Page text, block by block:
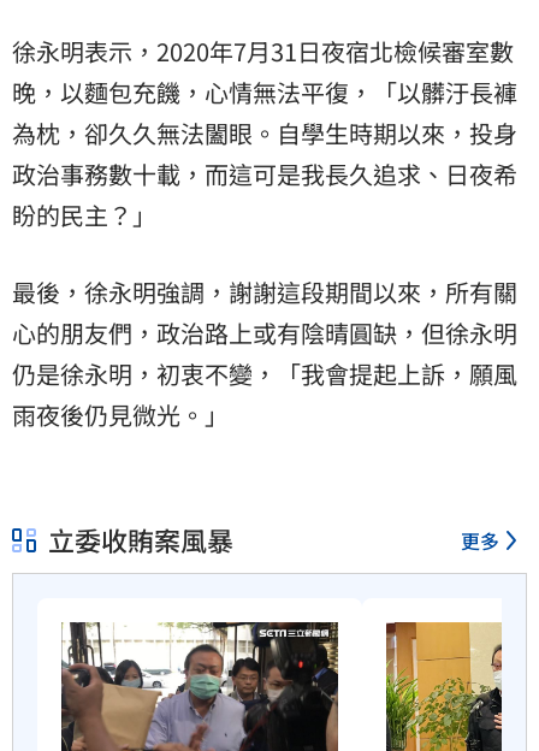
徐永明表示，2020年7月31日夜宿北檢候審室數
晚，以麵包充饑，心情無法平復，「以髒汙長褲
為枕，卻久久無法闔眼。自學生時期以來，投身
政治事務數十載，而這可是我長久追求、日夜希
盼的民主？」
最後，徐永明強調，謝謝這段期間以來，所有關
心的朋友們，政治路上或有陰晴圓缺，但徐永明
仍是徐永明，初衷不變，「我會提起上訴，願風
雨夜後仍見微光。」
立委收賄案風暴 更多